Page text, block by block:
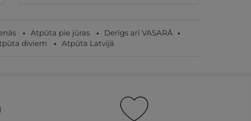
Atpūta pie jūras
Derīgs arī VASARĀ
diviem Atpūta Latvijā